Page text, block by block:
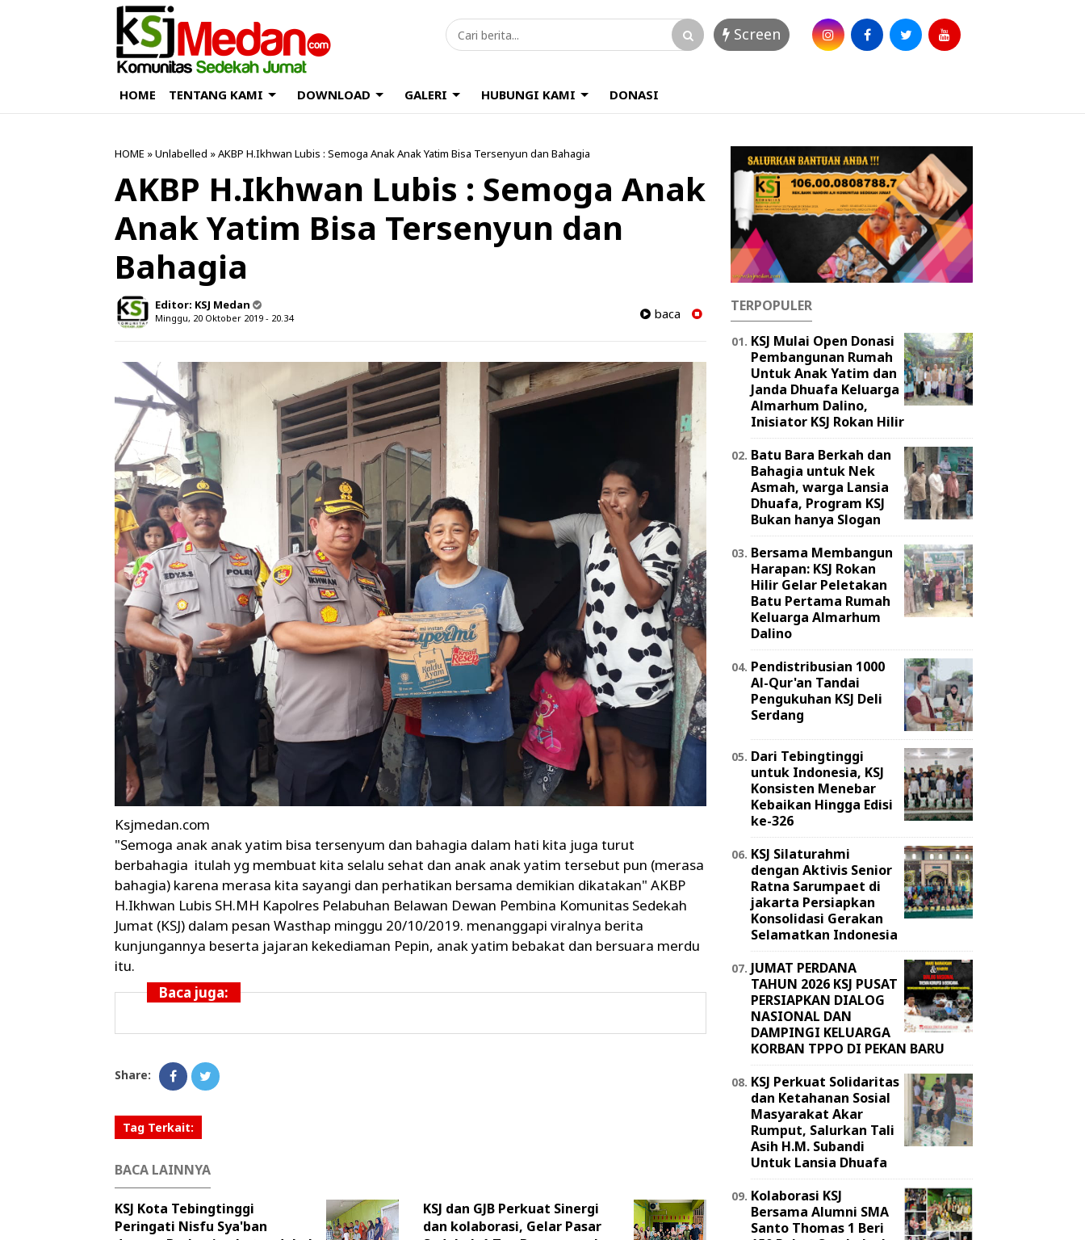
Screen
HOME TENTANG KAMI DOWNLOAD GALERI HUBUNGI KAMI DONASI
HOME » Unlabelled » AKBP H.Ikhwan Lubis : Semoga Anak Anak Yatim Bisa Tersenyun dan Bahagia
AKBP H.Ikhwan Lubis : Semoga Anak
Anak Yatim Bisa Tersenyun dan
Bahagia
Editor: KSJ Medan
Minggu, 20 Oktober 2019 - 20.34 baca
Ksjmedan.com
"Semoga anak anak yatim bisa tersenyum dan bahagia dalam hati kita juga turut
berbahagia itulah yg membuat kita selalu sehat dan anak anak yatim tersebut pun (merasa
bahagia) karena merasa kita sayangi dan perhatikan bersama demikian dikatakan" AKBP
H.Ikhwan Lubis SH.MH Kapolres Pelabuhan Belawan Dewan Pembina Komunitas Sedekah
Jumat (KSJ) dalam pesan Wasthap minggu 20/10/2019. menanggapi viralnya berita
kunjungannya beserta jajaran kekediaman Pepin, anak yatim bebakat dan bersuara merdu
itu.
Baca juga:
Share:
Tag Terkait:
BACA LAINNYA
KSJ Kota Tebingtinggi
Peringati Nisfu Sya'ban
KSJ dan GJB Perkuat Sinergi
dan kolaborasi, Gelar Pasar
TERPOPULER
KSJ Mulai Open Donasi
Pembangunan Rumah
Untuk Anak Yatim dan
Janda Dhuafa Keluarga
Almarhum Dalino,
Inisiator KSJ Rokan Hilir
Batu Bara Berkah dan
Bahagia untuk Nek
Asmah, warga Lansia
Dhuafa, Program KSJ
Bukan hanya Slogan
Bersama Membangun
Harapan: KSJ Rokan
Hilir Gelar Peletakan
Batu Pertama Rumah
Keluarga Almarhum
Dalino
Pendistribusian 1000
Al-Qur'an Tandai
Pengukuhan KSJ Deli
Serdang
Dari Tebingtinggi
untuk Indonesia, KSJ
Konsisten Menebar
Kebaikan Hingga Edisi
ke-326
KSJ Silaturahmi
dengan Aktivis Senior
Ratna Sarumpaet di
jakarta Persiapkan
Konsolidasi Gerakan
Selamatkan Indonesia
JUMAT PERDANA
TAHUN 2026 KSJ PUSAT
PERSIAPKAN DIALOG
NASIONAL DAN
DAMPINGI KELUARGA
KORBAN TPPO DI PEKAN BARU
KSJ Perkuat Solidaritas
dan Ketahanan Sosial
Masyarakat Akar
Rumput, Salurkan Tali
Asih H.M. Subandi
Untuk Lansia Dhuafa
Kolaborasi KSJ
Bersama Alumni SMA
Santo Thomas 1 Beri